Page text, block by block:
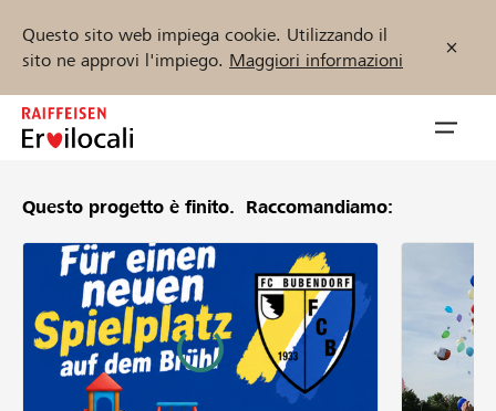
Questo sito web impiega cookie. Utilizzando il
sito ne approvi l'impiego. Maggiori informazioni
Zum
Inhalt
Sostenere
Trova progetti e organizzazioni
Questo progetto è finito. Raccomandiamo: